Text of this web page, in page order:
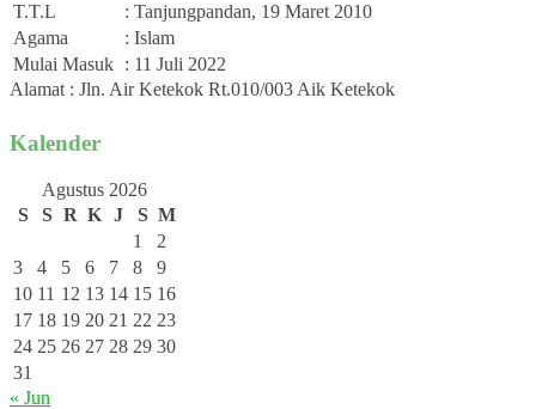
T.T.L
: Tanjungpandan, 19 Maret 2010
Agama
: Islam
Mulai Masuk : 11 Juli 2022
Alamat : Jln. Air Ketekok Rt.010/003 Aik Ketekok
Kalender
Agustus 2026
S
S R K J S M
1
2
3
4 5 6 7 8
9
10 11 12 13 14 15 16
17 18 19 20 21 22 23
24 25 26 27 28 29 30
31
« Jun